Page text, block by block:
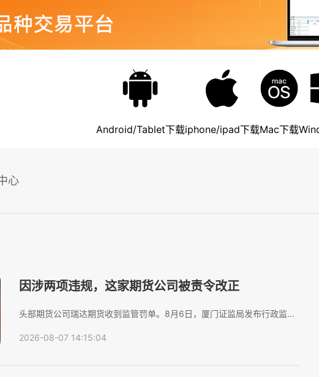
Android/Tablet下载iphone/ipad下载Mac下载
心
因涉两项违规，这家期货公司被责令改正
头部期货公司瑞达期货收到监管罚单。8月6日，厦门证监局发布行政监管
瑞达期货被采取责令改正的行政监管措施；与此同时，因未勤勉尽责，
2026-08-07 14:15:04